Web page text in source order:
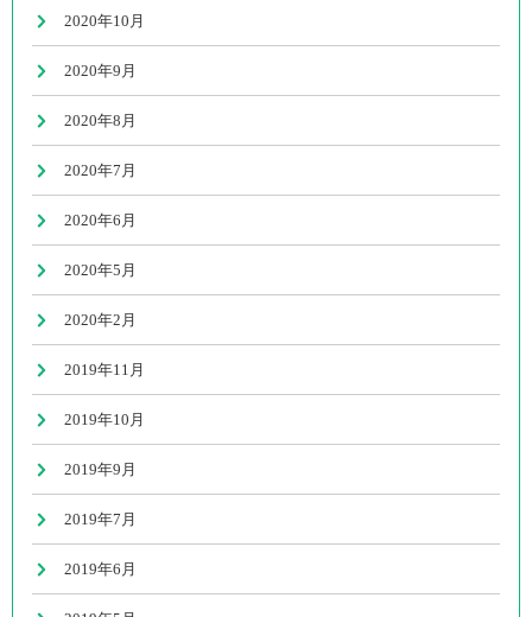
2020年10月
2020年9月
2020年8月
2020年7月
2020年6月
2020年5月
2020年2月
2019年11月
2019年10月
2019年9月
2019年7月
2019年6月